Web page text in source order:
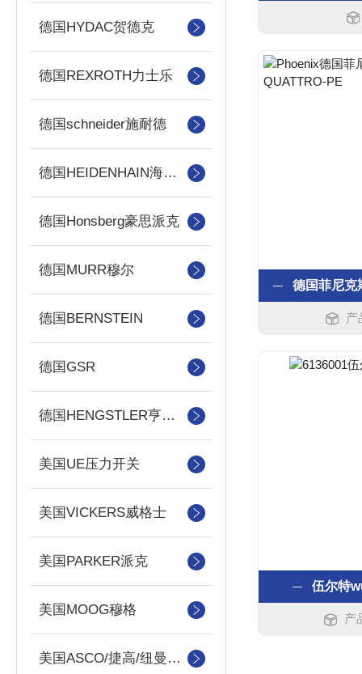
德国HYDAC贺德克
德国REXROTH力士乐
德国schneider施耐德
德国HEIDENHAIN海德汉
德国Honsberg豪思派克
德国MURR穆尔
德国BERNSTEIN
德国GSR
德国HENGSTLER亨士乐
美国UE压力开关
美国VICKERS威格士
美国PARKER派克
美国MOOG穆格
美国ASCO/捷高/纽曼蒂克
产
伍尔特
产